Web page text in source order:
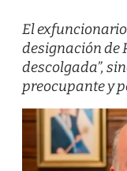
El
designación de
descolgada”,
preocupante y